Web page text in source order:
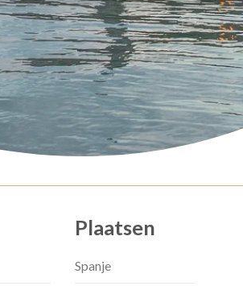
Plaatsen
Spanje